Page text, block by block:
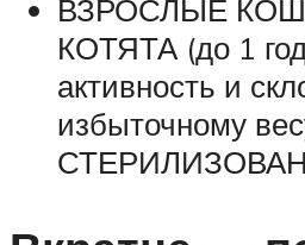
ВЗРОСЛЫЕ
КОТЯТА (до 1
активность и
избыточному